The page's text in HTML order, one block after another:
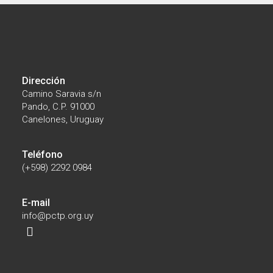
Dirección
Camino Saravia s/n
Pando, C.P. 91000
Canelones, Uruguay
Teléfono
(+598) 2292 0984
E-mail
info@pctp.org.uy